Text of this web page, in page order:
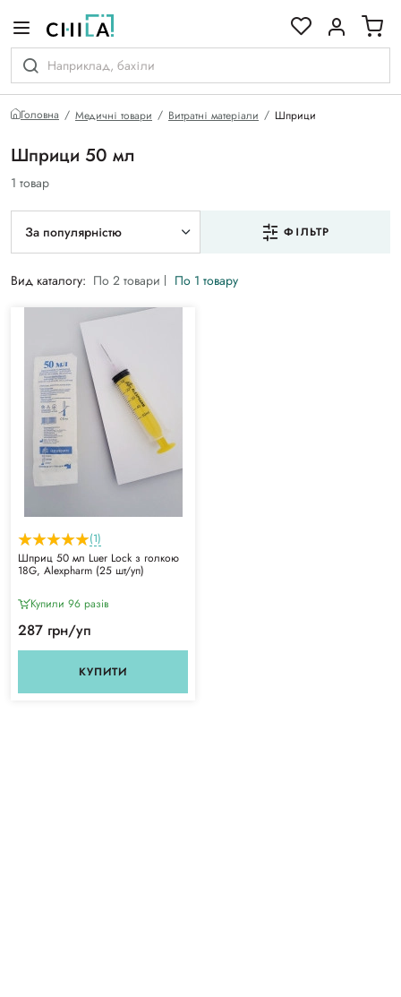
Головна Медичні товари Витратні матеріали Шприци
Шприци 50 мл
1 товар
За популярністю ФІЛЬТР
Вид каталогу: По 2 товари По 1 товару
(1)
Шприц 50 мл Luer Lock з голкою
18G, Alexpharm (25 шт/уп)
Купили 96 разiв
287 грн/уп
КУПИТИ
гамі